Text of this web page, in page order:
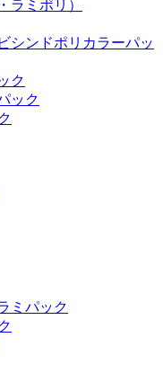
ラミポリ）
シンドポリカラーパッ
ク
ック
ミパック